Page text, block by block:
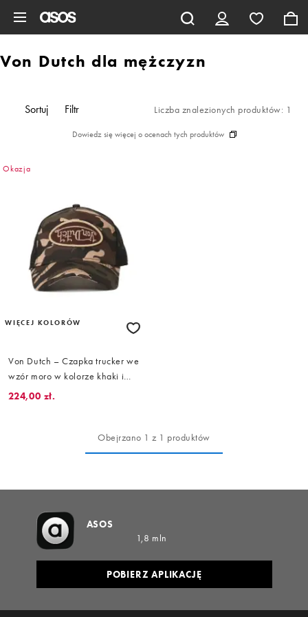
Von Dutch dla mężczyzn
Sortuj Filtr Liczba znalezionych produktów: 1
Dowiedz się więcej o ocenach tych produktów
Okazja
WIĘCEJ KOLORÓW
Von Dutch – Czapka trucker we
wzór moro w kolorze khaki i
brązowym
224,00 zł.
Obejrzano 1 z 1 produktów
ASOS
1,8 mln
POBIERZ APLIKACJĘ